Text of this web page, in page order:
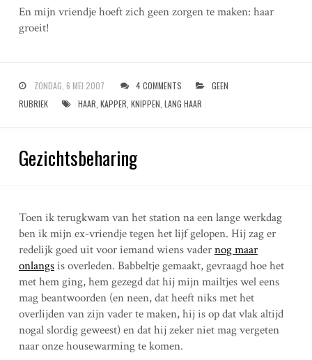
En mijn vriendje hoeft zich geen zorgen te maken: haar
groeit!
ZONDAG, 6 MEI 2007 4 COMMENTS
GEEN
RUBRIEK
HAAR KAPPER KNIPPEN LANG HAAR
Gezichtsbeharing
Toen ik terugkwam van het station na een lange werkdag
ben ik mijn ex-vriendje tegen het lijf gelopen. Hij zag er
redelijk goed uit voor iemand wiens vadernog maar
onlangsis overleden. Babbeltje gemaakt, gevraagd hoe het
met hem ging, hem gezegd dat hij mijn mailtjes wel eens
mag beantwoorden (en neen, dat heeft niks met het
overlijden van zijn vader te maken, hij is op dat vlak altijd
nogal slordig geweest) en dat hij zeker niet mag vergeten
naar onze housewarming te komen.